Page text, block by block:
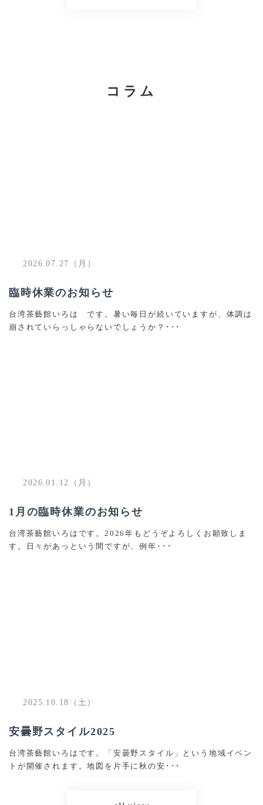
コラム
2026.07.27（月）
臨時休業のお知らせ
台湾茶藝館いろは です。暑い毎日が続いていますが、体調は
崩されていらっしゃらないでしょうか？･･･
2026.01.12（月）
1月の臨時休業のお知らせ
台湾茶藝館いろはです。2026年もどうぞよろしくお願致しま
す。日々があっという間ですが、例年･･･
2025.10.18（土）
安曇野スタイル2025
台湾茶藝館いろはです。「安曇野スタイル」という地域イベン
トが開催されます。地図を片手に秋の安･･･